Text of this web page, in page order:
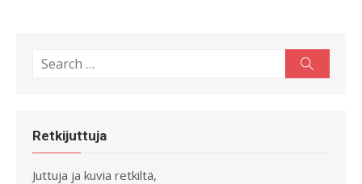
Search
Retkijuttuja
Juttuja ja kuvia retkiltä,